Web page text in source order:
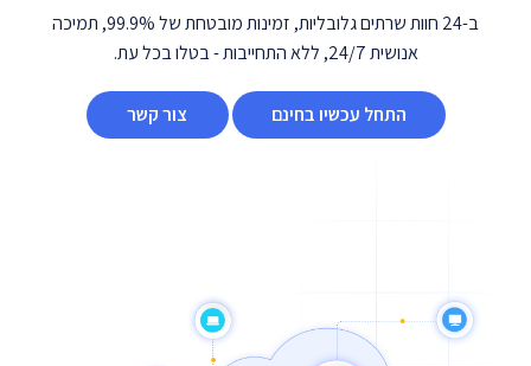
ב-24 חוות שרתים גלובליות, זמינות מובטחת של 99.9%, תמיכה
אנושית 24/7, ללא התחייבות - בטלו בכל עת.
התחל עכשיו בחינם צור קשר